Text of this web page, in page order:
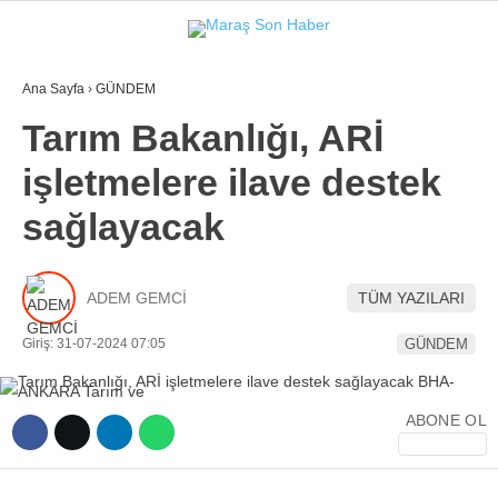
VİDEO YAZARLAR
GÜNDEM
3. SAYFA
SPOR
SAĞLIK
EKONOMİ
Ana Sayfa › GÜNDEM
Tarım Bakanlığı, ARİ
işletmelere ilave destek
sağlayacak
ADEM GEMCİ TÜM YAZILARI
Giriş: 31-07-2024 07:05 GÜNDEM
ABONE OL